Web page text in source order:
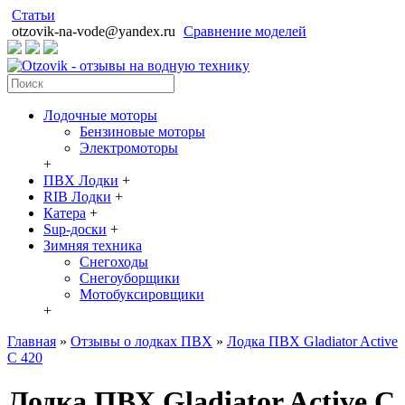
Статьи
otzovik-na-vode@yandex.ru Сравнение моделей
Лодочные моторы
Бензиновые моторы
Электромоторы
+
ПВХ Лодки +
RIB Лодки +
Катера +
Sup-доски +
Зимняя техника
Снегоходы
Cнегоуборщики
Мотобуксировщики
+
Главная » Отзывы о лодках ПВХ » Лодка ПВХ Gladiator Active
С 420